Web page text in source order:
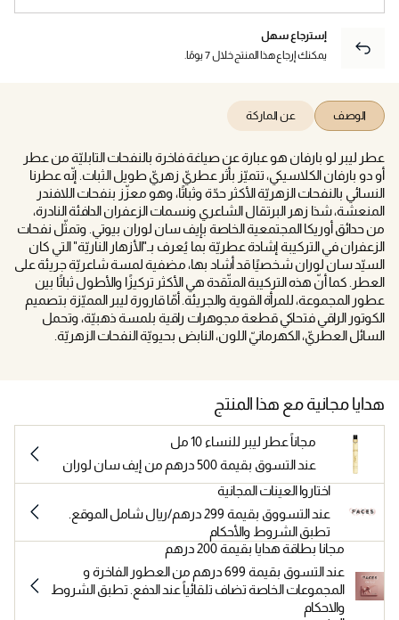
إسترجاع سهل
يمكنك إرجاع هذا المنتج خلال 7 يومًا.
الوصف عن الماركة
عطر ليبر لو بارفان هو عبارة عن صياغة فاخرة بالنفحات التابليّة من عطر
أو دو بارفان الكلاسيكي، تتميّز بأثر عطريّ زهريّ طويل الثبات. إنّه عطرنا
النسائي بالنفحات الزهريّة الأكثر حدّة وثباتًا، وهو معزّز بنفحات اللافندر
المنعشة، شذا زهر البرتقال الشاعري ونسمات الزعفران الدافئة النادرة،
من حدائق أوريكا المجتمعية الخاصة بإيف سان لوران بيوتي. وتمثّل نفحات
الزعفران في التركيبة إشادة عطريّة بما يُعرف بـ"الأزهار الناريّة" التي كان
السيّد سان لوران شخصيًا قد أشاد بها، مضفية لمسة شاعريّة جريئة على
العطر. كما أنّ هذه التركيبة المتّقدة هي الأكثر تركيزًا والأطول ثباتًا بين
عطور المجموعة، للمرأة القوية والجريئة. أمّا قارورة ليبر المميّزة بتصميم
الكوتور الراقي فتحاكي قطعة مجوهرات راقية بلمسة ذهبيّة، وتحمل
السائل العطريّ، الكهرمانيّ اللون، النابض بحيويّة النفحات الزهريّة.
هدايا مجانية مع هذا المنتج
مجاناً عطر ليبر للنساء 10 مل
عند التسوق بقيمة 500 درهم من إيف سان لوران
اختاروا العينات المجانية
عند التسووق بقيمة 299 درهم/ريال شامل الموقع.
تطبق الشروط والأحكام
مجانا بطاقة هدايا بقيمة 200 درهم
عند التسوق بقيمة 699 درهم من العطور الفاخرة و
المجموعات الخاصة تضاف تلقائياً عند الدفع. تطبق الشروط
والاحكام